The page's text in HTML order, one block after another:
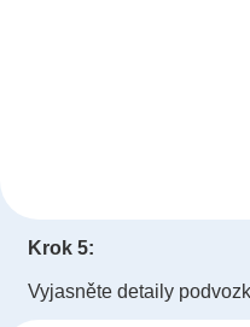
Krok 5:
Vyjasněte detaily